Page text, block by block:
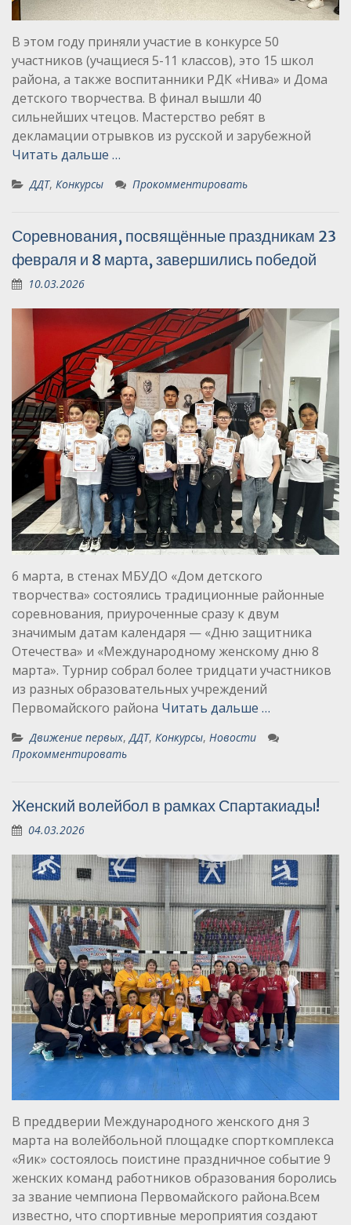
В этом году приняли участие в конкурсе 50
участников (учащиеся 5-11 классов), это 15 школ
района, а также воспитанники РДК «Нива» и Дома
детского творчества. В финал вышли 40
сильнейших чтецов. Мастерство ребят в
декламации отрывков из русской и зарубежной
Читать дальше …
ДДТ, Конкурсы Прокомментировать
Соревнования, посвящённые праздникам 23
февраля и 8 марта, завершились победой
10.03.2026
6 марта, в стенах МБУДО «Дом детского
творчества» состоялись традиционные районные
соревнования, приуроченные сразу к двум
значимым датам календаря — «Дню защитника
Отечества» и «Международному женскому дню 8
марта». Турнир собрал более тридцати участников
из разных образовательных учреждений
Первомайского района Читать дальше …
Движение первых, ДДТ, Конкурсы, Новости
Прокомментировать
Женский волейбол в рамках Спартакиады!
04.03.2026
В преддверии Международного женского дня 3
марта на волейбольной площадке спорткомплекса
«Яик» состоялось поистине праздничное событие 9
женских команд работников образования боролись
за звание чемпиона Первомайского района.Всем
известно, что спортивные мероприятия создают